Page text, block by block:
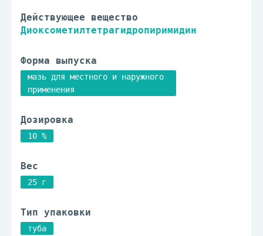
Действующее вещество
Диоксометилтетрагидропиримидин
Форма выпуска
мазь для местного и наружного
применения
Дозировка
10 %
Вес
25 г
Тип упаковки
туба